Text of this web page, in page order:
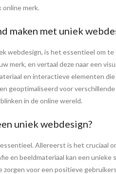
merk.
maken met uniek
webdesign, is het essentieel om
merk, en vertaal deze naar een
en interactieve elementen
geoptimaliseerd voor
in de online wereld.
uniek webdesign?
Allereerst is het
en beeldmateriaal kan een
voor een positieve